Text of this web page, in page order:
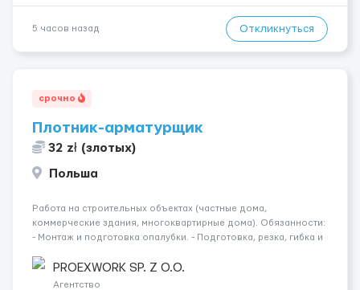
5 часов назад Откликнуться
срочно
Плотник-арматурщик
32 zł (злотых)
Польша
Работа на строительных объектах (частные дома,
коммерческие здания, многоквартирные дома). Обязанности:
- Монтаж и подготовка опалубки. - Подготовка, резка, гибка и
Связка арматурных стержней. - Заливка бетона. - Демонтаж
опалубки после за...
PROEXWORK SP. Z O.O.
Агентство